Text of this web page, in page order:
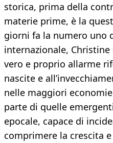
storica, prima della
materie prime, è la
giorni fa la numero uno
internazionale,
vero e proprio allarme
nascite e
nelle maggiori
parte di quelle
epocale, capace di
comprimere la crescita